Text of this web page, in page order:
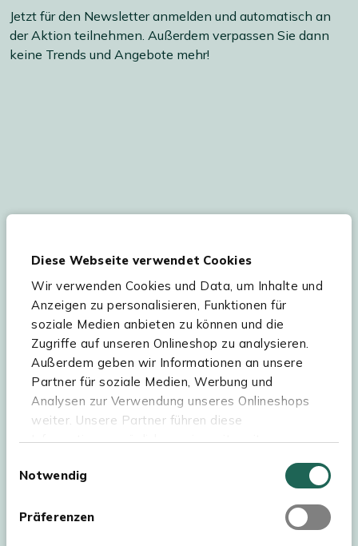
Diese Webseite verwendet Cookies
Wir verwenden Cookies und Data, um Inhalte und
Anzeigen zu personalisieren, Funktionen für
soziale Medien anbieten zu können und die
Zugriffe auf unseren Onlineshop zu analysieren.
Außerdem geben wir Informationen an unsere
Partner für soziale Medien, Werbung und
Analysen zur Verwendung unseres Onlineshops
weiter. Unsere Partner führen diese
Informationen möglicherweise mit weiteren
haben oder die sie im Rahmen Ihrer Nutzung der
Webseite müssen Sie die Cookies akzeptieren.
Notwendig
Präferenzen
Jetzt für den Newsletter anmelden und automatisch an
der Aktion teilnehmen. Außerdem verpassen Sie dann
keine Trends und Angebote mehr!
Einstellungenverarbeitet. Abmeldung jederzeit
möglich.
Teilnahmebedingungen Gutscheinaktion lesen.
Hilfe & Service
Sortiment
Kees Smit Gartenmöbel